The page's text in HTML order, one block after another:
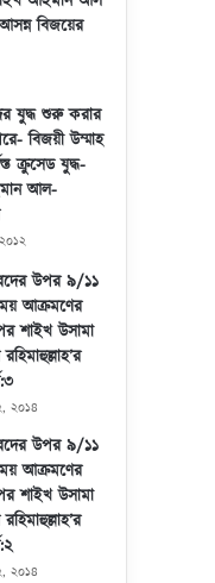
বিজয়ের
যুদ্ধ শুরু করার
বিজয়ী উম্মাহ
ক্রুসেড যুদ্ধ-
আল-
উপর ৯/১১
আক্রমণের
শাইখ উসামা
২০১৪
উপর ৯/১১
আক্রমণের
শাইখ উসামা
২০১৪